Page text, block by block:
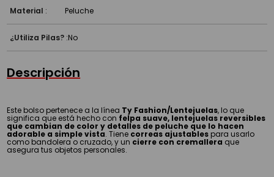
Material : Peluche
¿Utiliza Pilas? :No
Descripción
Este bolso pertenece a la línea Ty Fashion/Lentejuelas, lo que
significa que está hecho con felpa suave, lentejuelas reversibles
que cambian de color y detalles de peluche que lo hacen
adorable a simple vista. Tiene correas ajustables para usarlo
como bandolera o cruzado, y un cierre con cremallera que
asegura tus objetos personales.